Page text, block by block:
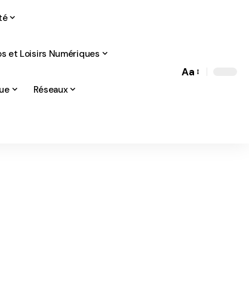
et Loisirs Numériques
Réseaux
Font
Aa